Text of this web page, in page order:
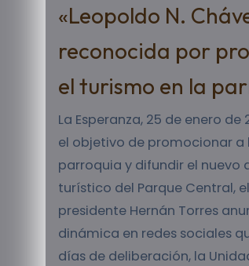
«Leopoldo N.
reconocida por
el turismo en la
La Esperanza, 25 de enero de
el objetivo de promocionar a
parroquia y difundir el nuevo
turístico del Parque Central, el
presidente Hernán Torres
dinámica en redes sociales
días de deliberación, la